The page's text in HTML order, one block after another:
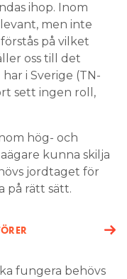
ihop. Inom
men inte
på vilket
oss till det
i Sverige (TN-
sett ingen roll,
hög- och
kunna skilja
jordtaget för
på rätt sätt.
fungera behövs